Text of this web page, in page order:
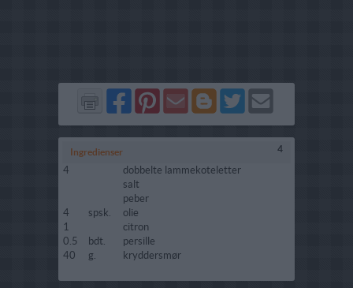
Del
på
Facebook
Del
på
Pinterest
Send
via
GMail
Del
på
Blogger
Del
på
Twitter
Send
Ingredienser 4
4
dobbelte lammekoteletter
salt
peber
4
spsk.
olie
1
citron
0.5
bdt.
persille
40
g. kryddersmør